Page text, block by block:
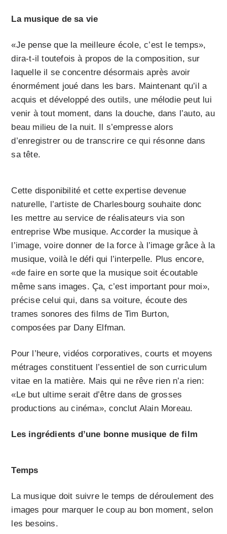
La musique de sa vie
«Je pense que la meilleure école, c’est le temps»,
dira-t-il toutefois à propos de la composition, sur
laquelle il se concentre désormais après avoir
énormément joué dans les bars. Maintenant qu’il a
acquis et développé des outils, une mélodie peut lui
venir à tout moment, dans la douche, dans l’auto, au
beau milieu de la nuit. Il s’empresse alors
d’enregistrer ou de transcrire ce qui résonne dans
sa tête.
Cette disponibilité et cette expertise devenue
naturelle, l’artiste de Charlesbourg souhaite donc
les mettre au service de réalisateurs via son
entreprise Wbe musique. Accorder la musique à
l’image, voire donner de la force à l’image grâce à la
musique, voilà le défi qui l’interpelle. Plus encore,
«de faire en sorte que la musique soit écoutable
même sans images. Ça, c’est important pour moi»,
précise celui qui, dans sa voiture, écoute des
trames sonores des films de Tim Burton,
composées par Dany Elfman.
Pour l’heure, vidéos corporatives, courts et moyens
métrages constituent l’essentiel de son curriculum
vitae en la matière. Mais qui ne rêve rien n’a rien:
«Le but ultime serait d’être dans de grosses
productions au cinéma», conclut Alain Moreau.
Les ingrédients d’une bonne musique de film
Temps
La musique doit suivre le temps de déroulement des
images pour marquer le coup au bon moment, selon
les besoins.